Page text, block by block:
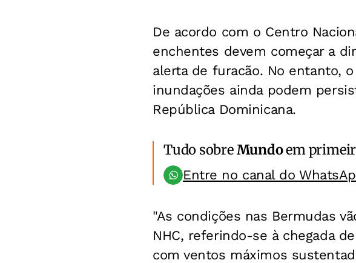
De acordo com o Centro
enchentes devem começar a
alerta de furacão. No entanto,
inundações ainda podem
República Dominicana.
Tudo sobreMundoem
Entre no canal do
"As condições nas Bermudas
NHC, referindo-se à chegada
com ventos máximos